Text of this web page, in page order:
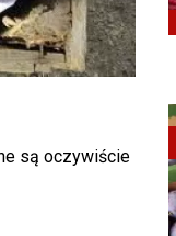
są oczywiście